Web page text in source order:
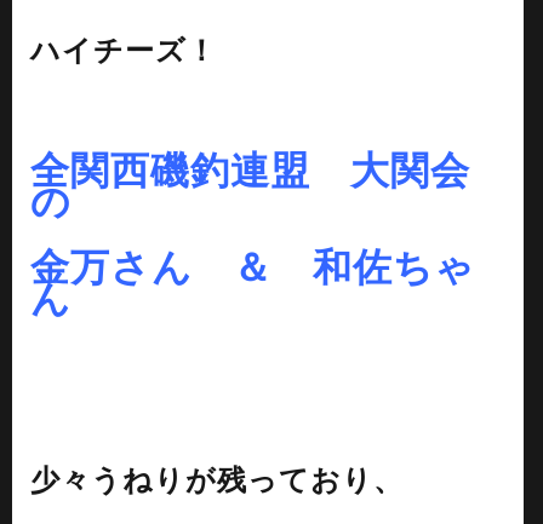
ハイチーズ！
全関西磯釣連盟 大関会
の
金万さん ＆ 和佐ちゃ
ん
少々うねりが残っており、